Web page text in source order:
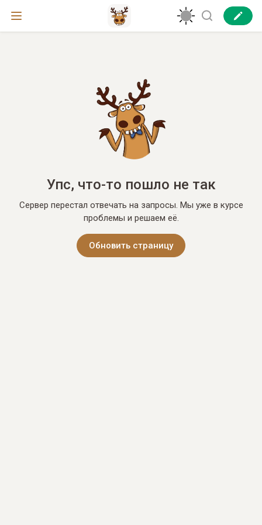
Упс, что-то пошло не так
Сервер перестал отвечать на запросы. Мы уже в курсе
проблемы и решаем её.
Обновить страницу